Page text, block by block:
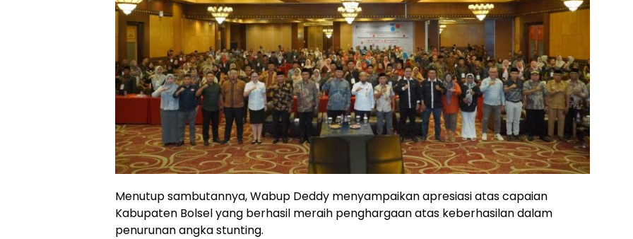
Menutup sambutannya, Wabup Deddy menyampaikan apresiasi atas capaian
Kabupaten Bolsel yang berhasil meraih penghargaan atas keberhasilan dalam
penurunan angka stunting.